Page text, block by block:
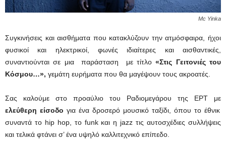
Mc Yinka
Συγκινήσεις και αισθήματα που κατακλύζουν την ατμόσφαιρα, ήχοι
φυσικοί και ηλεκτρικοί, φωνές ιδιαίτερες και αισθαντικές,
συναντιούνται σε μια παράσταση με τίτλο«Στις Γειτονιές του
Κόσμου…», γεμάτη ευρήματα που θα μαγέψουν τους ακροατές.
Σας καλούμε στο προαύλιο του Ραδιομεγάρου της ΕΡΤ με
ελεύθερη είσοδο για ένα δροσερό μουσικό ταξίδι, όπου το έθνικ
συναντά το hip hop, το funk και η jazz τις αυτοσχέδιες συλλήψεις
και τελικά φτάνει σ’ ένα υψηλό καλλιτεχνικό επίπεδο.